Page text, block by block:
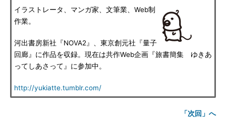
イラストレータ、マンガ家、文筆業、Web制
作業。
河出書房新社『NOVA2』、東京創元社『量子
回廊』に作品を収録。現在は共作Web企画『旅書簡集 ゆきあ
ってしあさって』に参加中。
http://yukiatte.tumblr.com/
「次回」へ